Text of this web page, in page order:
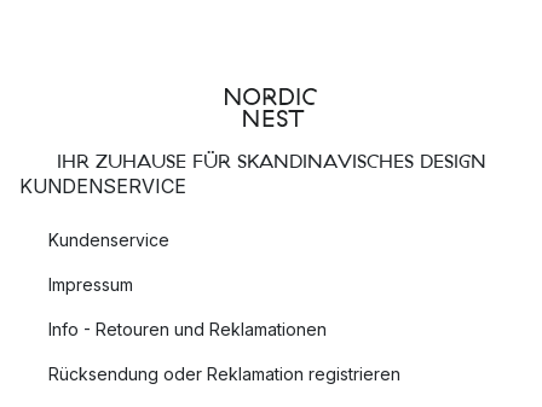
IHR ZUHAUSE FÜR SKANDINAVISCHES DESIGN
KUNDENSERVICE
Kundenservice
Impressum
Info - Retouren und Reklamationen
Rücksendung oder Reklamation registrieren